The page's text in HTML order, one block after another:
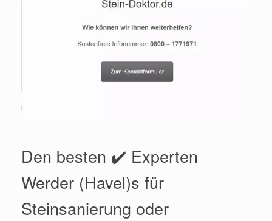
Den besten ✔️ Experten
Werder (Havel)s für
Steinsanierung oder